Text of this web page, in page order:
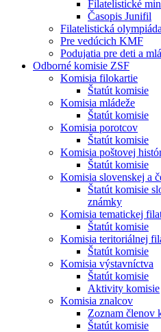
Filatelistické
Časopis Junifil
Filatelistická olympiáda
Pre vedúcich KMF
Podujatia pre deti a
Odborné komisie ZSF
Komisia filokartie
Štatút komisie
Komisia mládeže
Štatút komisie
Komisia porotcov
Štatút komisie
Komisia poštovej
Štatút komisie
Komisia slovenskej a
Štatút komisie
známky
Komisia tematickej
Štatút komisie
Komisia teritoriálnej
Štatút komisie
Komisia výstavníctva
Štatút komisie
Aktivity komisie
Komisia znalcov
Zoznam členov
Štatút komisie